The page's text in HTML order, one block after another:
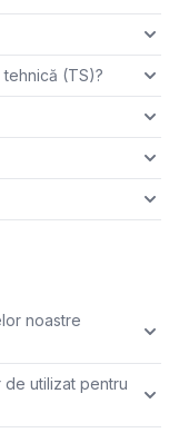
(TS)?
noastre
de utilizat pentru